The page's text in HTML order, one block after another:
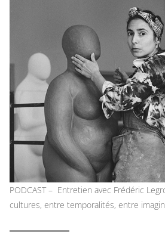
PODCAST – Entretien avec Frédéric
cultures, entre temporalités, entre